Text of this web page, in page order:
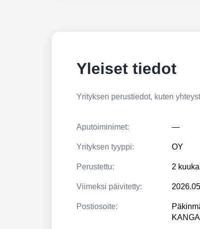
Yleiset tiedot
Yrityksen perustiedot, kuten
Aputoiminimet: —
Yrityksen tyyppi: OY
Perustettu: 2
Viimeksi päivitetty:
Postiosoite: